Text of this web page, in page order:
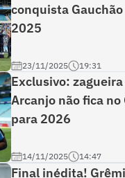
conquista
2025
23/11/2025 19:31
Exclusivo:
Arcanjo não fica no
para 2026
14/11/2025 14:47
Final inédita!